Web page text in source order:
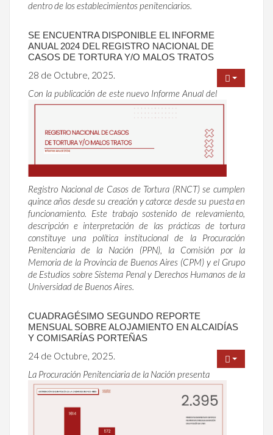
dentro de los establecimientos penitenciarios.
SE ENCUENTRA DISPONIBLE EL INFORME
ANUAL 2024 DEL REGISTRO NACIONAL DE
CASOS DE TORTURA Y/O MALOS TRATOS
28 de Octubre, 2025.
Con la publicación de este nuevo Informe Anual del
Registro Nacional de Casos de Tortura (RNCT) se cumplen
quince años desde su creación y catorce desde su puesta en
funcionamiento. Este trabajo sostenido de relevamiento,
descripción e interpretación de las prácticas de tortura
constituye una política institucional de la Procuración
Penitenciaria de la Nación (PPN), la Comisión por la
Memoria de la Provincia de Buenos Aires (CPM) y el Grupo
de Estudios sobre Sistema Penal y Derechos Humanos de la
Universidad de Buenos Aires.
CUADRAGÉSIMO SEGUNDO REPORTE
MENSUAL SOBRE ALOJAMIENTO EN ALCAIDÍAS
Y COMISARÍAS PORTEÑAS
24 de Octubre, 2025.
La Procuración Penitenciaria de la Nación presenta